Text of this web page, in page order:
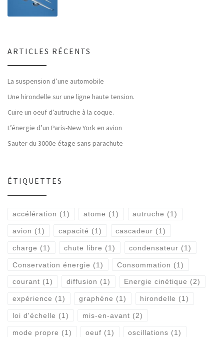
ARTICLES RÉCENTS
La suspension d’une automobile
Une hirondelle sur une ligne haute tension.
Cuire un oeuf d’autruche à la coque.
L’énergie d’un Paris-New York en avion
Sauter du 3000e étage sans parachute
ÉTIQUETTES
accélération (1) atome (1) autruche (1)
avion (1) capacité (1) cascadeur (1)
charge (1) chute libre (1) condensateur (1)
Conservation énergie (1) Consommation (1)
courant (1) diffusion (1) Energie cinétique (2)
expérience (1) graphène (1) hirondelle (1)
loi d'échelle (1) mis-en-avant (2)
mode propre (1) oeuf (1) oscillations (1)